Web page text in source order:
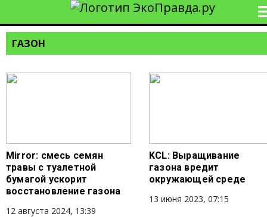
ГАЗОН
Mirror: смесь семян
травы с туалетной
бумагой ускорит
восстановление газона
12 августа 2024, 13:39
KCL: Выращивание
газона вредит
окружающей среде
13 июня 2023, 07:15